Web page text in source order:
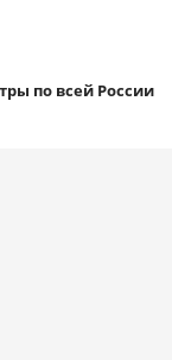
по всей России